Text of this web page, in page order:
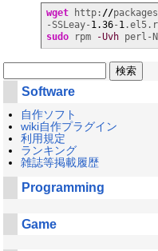
wget http: //
-SSLeay- 1.36- 1
sudo rpm -Uvh perl-
Software
自作ソフト
wiki自作プラグイン
利用規定
ランキング
雑誌等掲載履歴
Programming
Game